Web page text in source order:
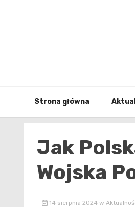
Strona główna
Jak
Wojska
14 sierpnia 2024 w